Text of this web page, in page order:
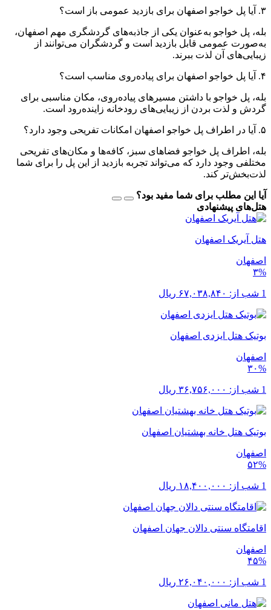
۳. آیا پل خواجو اصفهان برای بازدید عمومی باز است؟
بله، پل خواجو به‌عنوان یکی از جاذبه‌های گردشگری مهم اصفهان،
به‌صورت عمومی قابل بازدید است و گردشگران می‌توانند از
زیبایی‌های آن لذت ببرند.
۴. آیا پل خواجو اصفهان برای پیاده‌روی مناسب است؟
بله، پل خواجو با داشتن مسیرهای پیاده‌روی، مکان مناسبی برای
گردش و لذت بردن از زیبایی‌های رودخانه زاینده‌رود است.
۵. آیا در اطراف پل خواجو اصفهان امکانات تفریحی وجود دارد؟
بله، اطراف پل خواجو فضاهای سبز، کافه‌ها و مکان‌های تفریحی
مختلفی وجود دارد که می‌تواند تجربه بازدید از این پل را برای شما
لذت‌بخش‌تر کند.
آیا این مطلب برای شما مفید بود؟
هتل‌های پیشنهادی
هتل آیریک اصفهان
اصفهان
۳%
1 شب از: ۶۷,۰۳۸,۸۴۰ ریال
بوتیک هتل ایزدی اصفهان
اصفهان
۳۰%
1 شب از: ۳۶,۷۵۶,۰۰۰ ریال
بوتیک هتل خانه بهشتیان اصفهان
اصفهان
۵۲%
1 شب از: ۱۸,۴۰۰,۰۰۰ ریال
اقامتگاه سنتی دالان جهان اصفهان
اصفهان
۴۵%
1 شب از: ۲۶,۰۴۰,۰۰۰ ریال